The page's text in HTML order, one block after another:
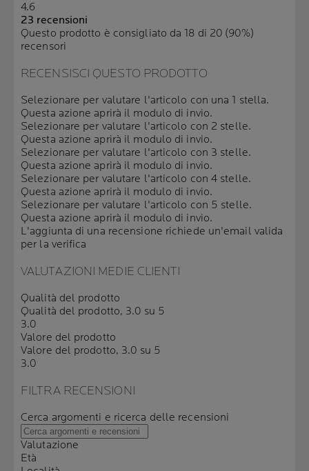
4.6
23 recensioni
Questo prodotto è consigliato da 18 di 20 (90%)
recensori
RECENSISCI QUESTO PRODOTTO
Selezionare per valutare l'articolo con una 1 stella.
Questa azione aprirà il modulo di invio.
Selezionare per valutare l'articolo con 2 stelle.
Questa azione aprirà il modulo di invio.
Selezionare per valutare l'articolo con 3 stelle.
Questa azione aprirà il modulo di invio.
Selezionare per valutare l'articolo con 4 stelle.
Questa azione aprirà il modulo di invio.
Selezionare per valutare l'articolo con 5 stelle.
Questa azione aprirà il modulo di invio.
L'aggiunta di una recensione richiede un'email valida
per la verifica
VALUTAZIONI MEDIE CLIENTI
Qualità del prodotto
Qualità del prodotto, 3.0 su 5
3.0
Valore del prodotto
Valore del prodotto, 3.0 su 5
3.0
FILTRA RECENSIONI
Cerca argomenti e ricerca delle recensioni
Valutazione
Età